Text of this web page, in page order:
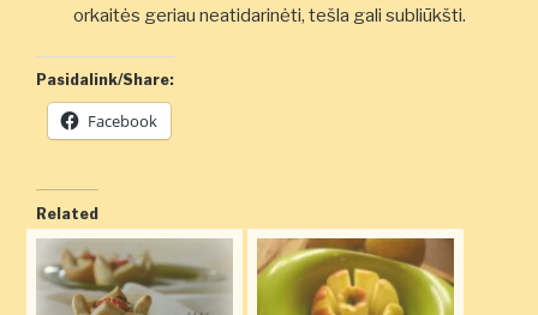
orkaitės geriau neatidarinėti, tešla gali subliūkšti.
Pasidalink/Share:
Facebook
Related